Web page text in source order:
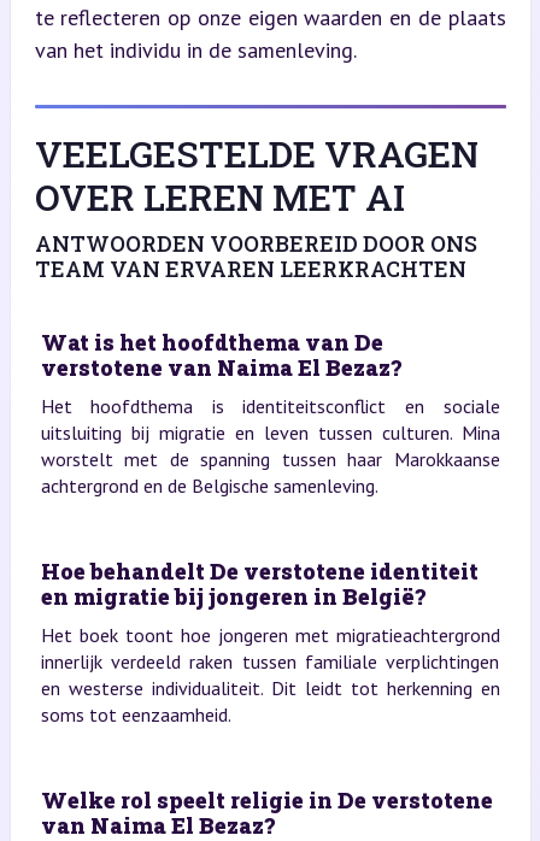
te reflecteren op onze eigen waarden en de plaats
van het individu in de samenleving.
VEELGESTELDE VRAGEN
OVER LEREN MET AI
ANTWOORDEN VOORBEREID DOOR ONS
TEAM VAN ERVAREN LEERKRACHTEN
Wat is het hoofdthema van De
verstotene van Naima El Bezaz?
Het hoofdthema is identiteitsconflict en sociale
uitsluiting bij migratie en leven tussen culturen. Mina
worstelt met de spanning tussen haar Marokkaanse
achtergrond en de Belgische samenleving.
Hoe behandelt De verstotene identiteit
en migratie bij jongeren in België?
Het boek toont hoe jongeren met migratieachtergrond
innerlijk verdeeld raken tussen familiale verplichtingen
en westerse individualiteit. Dit leidt tot herkenning en
soms tot eenzaamheid.
Welke rol speelt religie in De verstotene
van Naima El Bezaz?